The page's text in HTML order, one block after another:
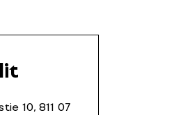
10, 811 07